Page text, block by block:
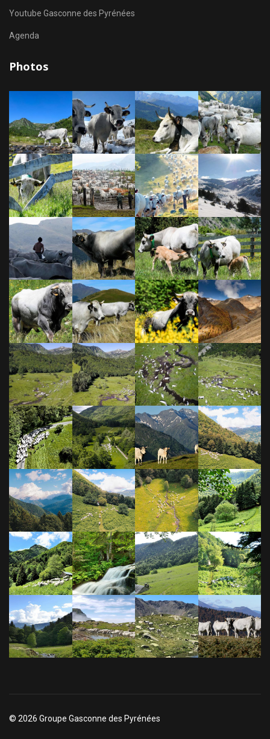
Youtube Gasconne des Pyrénées
Agenda
Photos
© 2026 Groupe Gasconne des Pyrénées